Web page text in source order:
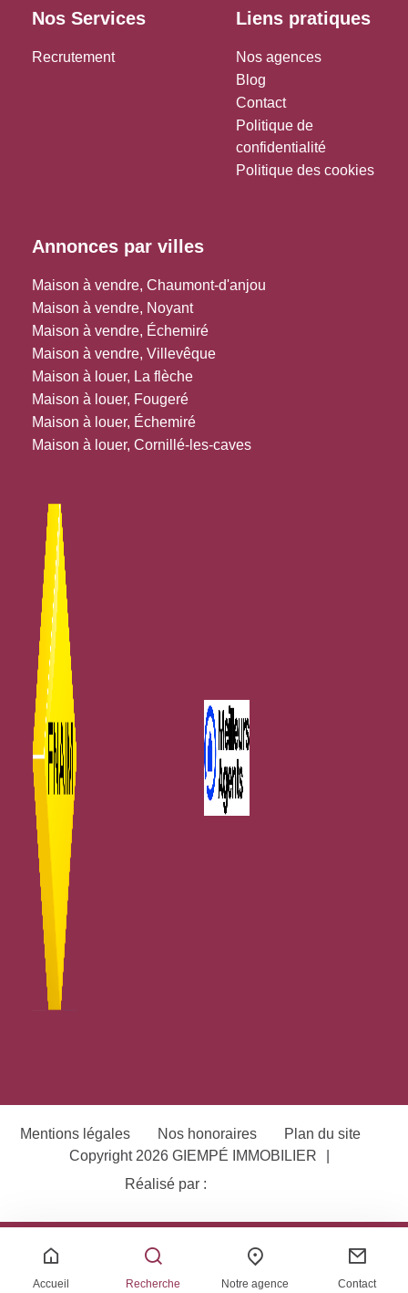
Accueil Recherche Notre agence Contact
Nos Services
Recrutement
Liens pratiques
Nos agences
Blog
Contact
Politique de
confidentialité
Politique des cookies
Annonces par villes
Maison à vendre, Chaumont-d'anjou
Maison à vendre, Noyant
Maison à vendre, Échemiré
Maison à vendre, Villevêque
Maison à louer, La flèche
Maison à louer, Fougeré
Maison à louer, Échemiré
Maison à louer, Cornillé-les-caves
Mentions légales Nos honoraires
Plan du site
Copyright 2026 GIEMPÉ IMMOBILIER
Réalisé par :